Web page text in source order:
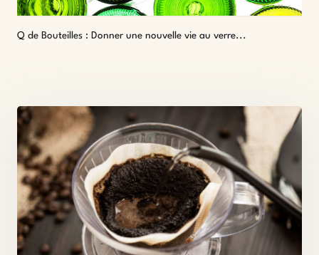
Q de Bouteilles : Donner une nouvelle vie au verre...